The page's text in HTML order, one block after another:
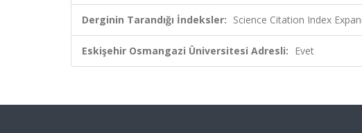
Derginin Tarandığı İndeksler: Science Citation Index
Eskişehir Osmangazi Üniversitesi Adresli: Evet